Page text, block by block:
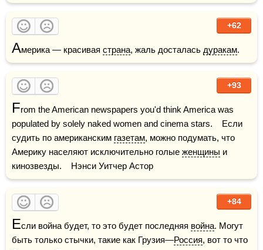
+62
Америка — красивая страна, жаль досталась дуракам.
+93
From the American newspapers you'd think America was
populated by solely naked women and cinema stars.    Если
судить по американским газетам, можно подумать, что
Америку населяют исключительно голые женщины и
кинозвезды.    Нэнси Уитчер Астор
+84
Если война будет, то это будет последняя война. Могут
быть только стычки, такие как Грузия—Россия, вот то что